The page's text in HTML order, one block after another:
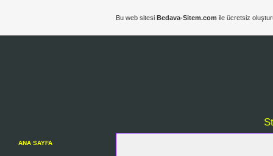
ANA SAYFA
Bu web sitesi Bedava-Sitem.com ile ücretsiz